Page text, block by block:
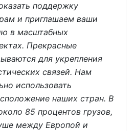
поддержку
и приглашаем ваши
в масштабных
Прекрасные
для укрепления
связей. Нам
использовать
наших стран. В
85 процентов грузов,
между Европой и